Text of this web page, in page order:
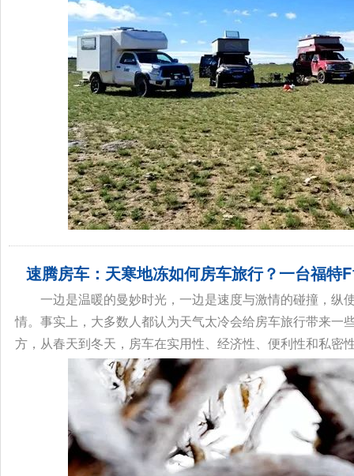
速腾房车：天寒地冻如何房车旅行？一台福特
一边是温暖的曼妙时光，一边是速度与激情的碰撞，
情。事实上，大多数人都认为天气太冷会给房车旅行带来
方，从春天到冬天，房车在实用性、经济性、便利性和私密